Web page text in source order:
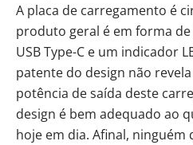
A placa de carregamento é
produto geral é em forma
USB Type-C e um indicador
patente do design não
potência de saída deste
design é bem adequado ao
hoje em dia. Afinal,